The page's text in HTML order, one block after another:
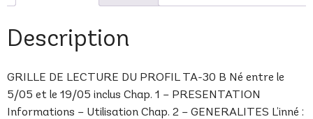
Description
GRILLE DE LECTURE DU PROFIL TA-30 B Né entre le
5/05 et le 19/05 inclus Chap. 1 – PRESENTATION
Informations – Utilisation Chap. 2 – GENERALITES L’inné :